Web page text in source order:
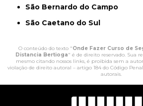
São Bernardo do Campo
São Caetano do Sul
O conteúdo do texto "Onde Fazer Curso de
Distancia Bertioga" é de direito reservado. Sua
mesmo citando nossos links, é proibida sem a
violação de direito autoral – artigo 184 do Código
autorais.